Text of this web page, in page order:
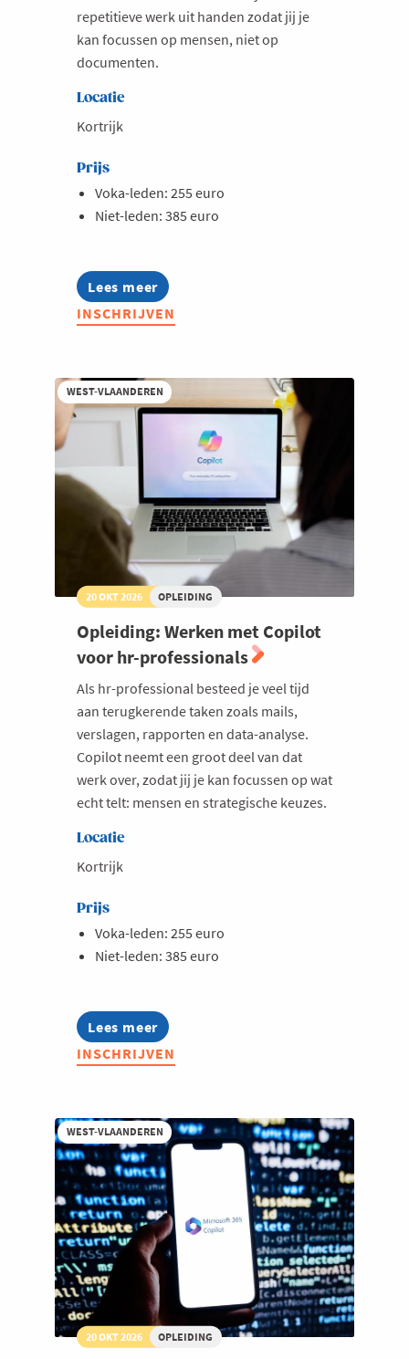
repetitieve werk uit handen zodat jij je
kan focussen op mensen, niet op
documenten.
Locatie
Kortrijk
Prijs
Voka-leden: 255 euro
Niet-leden: 385 euro
Lees meer
about
Opleiding:
Werken
hr-
professionals
INSCHRIJVEN
WEST-VLAANDEREN
20 OKT 2026 OPLEIDING
Opleiding: Werken met Copilot
voor hr-professionals
Als hr-professional besteed je veel tijd
aan terugkerende taken zoals mails,
verslagen, rapporten en data-analyse.
Copilot neemt een groot deel van dat
werk over, zodat jij je kan focussen op wat
echt telt: mensen en strategische keuzes.
Locatie
Kortrijk
Prijs
Voka-leden: 255 euro
Niet-leden: 385 euro
Lees meer
about
Opleiding:
Werken
hr-
professionals
INSCHRIJVEN
WEST-VLAANDEREN
20 OKT 2026 OPLEIDING